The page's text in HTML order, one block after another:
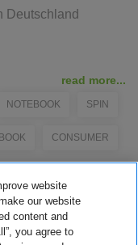
Deutschland
read more...
NOTEBOOK SPIN
CONSUMER
website
our website
content and
you agree to